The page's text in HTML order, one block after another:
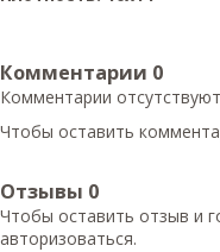
Комментарии 0
Комментарии отсутствуют
Чтобы оставить
Отзывы 0
Чтобы оcтавить отзыв и
авторизоваться.